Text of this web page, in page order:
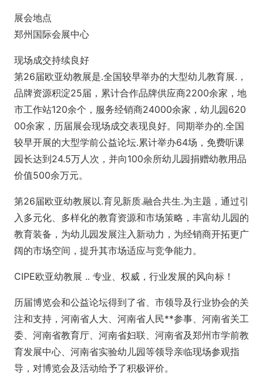
展会地点
郑州国际会展中心
现场成交持续良好
第26届欧亚幼教展是.全国较早举办的大型幼儿教育展.，
品牌资源积淀25届，累计合作品牌供应商2200余家，地
市工作站120余个，服务经销商24000余家，幼儿园620
00余家，历届展会现场成交表现良好。同期举办的.全国
较早开展的大型学前公益论坛.累计举办64场，免费听课
园长达到24.5万人次，并向100余所幼儿园捐赠幼教用品
价值500余万元。
第26届欧亚幼教展以.育见新质.融合共生.为主题，通过引
入多元化、多样化的教育资源和市场策略，丰富幼儿园的
教育装备，为幼儿园发展注入新动力，为经销商开拓更广
阔的市场空间，提升其市场适应与竞争能力。
CIPE欧亚幼教展 .. 专业、权威，行业发展的风向标！
历届博览会和公益论坛得到了省、市领导及行业协会的关
注和支持，河南省人大、河南省人民**参事、河南省关工
委、河南省教育厅、河南省妇联、河南省及郑州市学前教
育发展中心、河南省实验幼儿园等领导亲临现场参观指
导，对博览会及活动给予了积极评价。